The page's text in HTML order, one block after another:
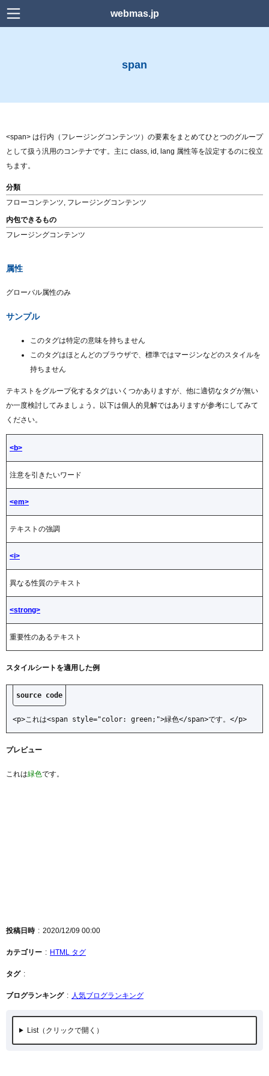
webmas.jp
Web デザイン
HTML
CSS
Topics
span
<span> は行内（フレージングコンテンツ）の要素をまとめてひとつのグループ
として扱う汎用のコンテナです。主に class, id, lang 属性等を設定するのに役立
ちます。
分類
フローコンテンツ, フレージングコンテンツ
内包できるもの
フレージングコンテンツ
属性
グローバル属性のみ
サンプル
このタグは特定の意味を持ちません
このタグはほとんどのブラウザで、標準ではマージンなどのスタイルを
持ちません
テキストをグループ化するタグはいくつかありますが、他に適切なタグが無い
か一度検討してみましょう。以下は個人的見解ではありますが参考にしてみて
ください。
<b>
注意を引きたいワード
<em>
テキストの強調
<i>
異なる性質のテキスト
<strong>
重要性のあるテキスト
スタイルシートを適用した例
<p>これは<span style="color: green;">緑色</span>です。</p>
プレビュー
これは緑色です。
投稿日時 2020/12/09 00:00
カテゴリー HTML タグ
タグ
ブログランキング 人気ブログランキング
List